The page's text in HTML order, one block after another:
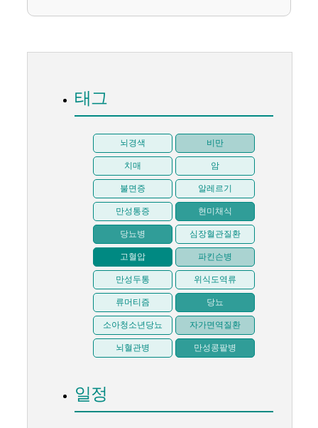
태그
뇌경색 비만
치매 암
불면증 알레르기
만성통증 현미채식
당뇨병 심장혈관질환
고혈압 파킨슨병
만성두통 위식도역류
류머티즘 당뇨
소아청소년당뇨 자가면역질환
뇌혈관병 만성콩팥병
일정